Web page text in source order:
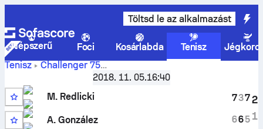
Töltsd le az alkalmazást
Népszerű Foci Kosárlabda Tenisz
Tenisz
Challenger 75
Knoxville, USA, Qualifying,Selejtező
vsA. González
2018. 11. 05.16:40
M. Redlicki
A. González
7
6
3
6
7
5
2
1